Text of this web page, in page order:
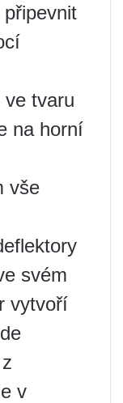
tvaru
na horní
vše
svém
vytvoří
v